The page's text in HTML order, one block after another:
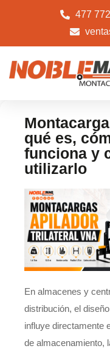
477
qué es,
funciona y
utilizarlo
En almacenes y
distribución, el
influye directamente
de almacenamiento,